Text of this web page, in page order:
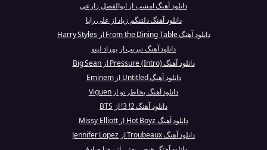
دانلود آهنگ امشب از ابوالفضل زارعی
دانلود آهنگ دلتنگم زیاد از علی رایا
دانلود آهنگ From the Dining Table از Harry Styles
دانلود آهنگ تیریپ از بهزاد لیتو
دانلود آهنگ Pressure (Intro) از Big Sean
دانلود آهنگ Untitled از Eminem
دانلود آهنگ بخاطر تو از Viguen
دانلود آهنگ 2! 3! از BTS
دانلود آهنگ Hot Boyz از Missy Elliott
دانلود آهنگ Troubeaux از Jennifer Lopez